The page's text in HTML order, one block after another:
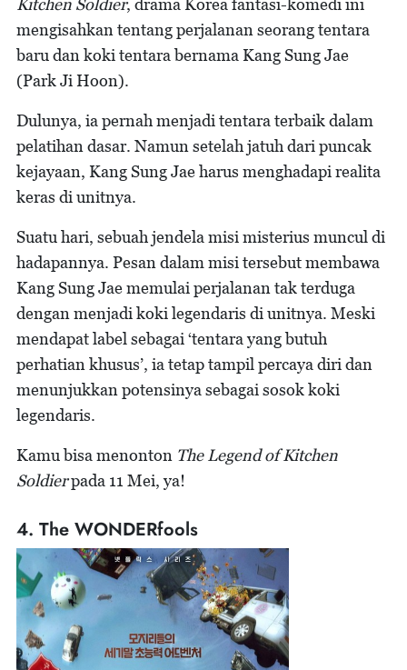
Kitchen Soldier, drama Korea fantasi-komedi ini
mengisahkan tentang perjalanan seorang tentara
baru dan koki tentara bernama Kang Sung Jae
(Park Ji Hoon).
Dulunya, ia pernah menjadi tentara terbaik dalam
pelatihan dasar. Namun setelah jatuh dari puncak
kejayaan, Kang Sung Jae harus menghadapi realita
keras di unitnya.
Suatu hari, sebuah jendela misi misterius muncul di
hadapannya. Pesan dalam misi tersebut membawa
Kang Sung Jae memulai perjalanan tak terduga
dengan menjadi koki legendaris di unitnya. Meski
mendapat label sebagai ‘tentara yang butuh
perhatian khusus’, ia tetap tampil percaya diri dan
menunjukkan potensinya sebagai sosok koki
legendaris.
Kamu bisa menonton The Legend of Kitchen
Soldierpada 11 Mei, ya!
4. The WONDERfools